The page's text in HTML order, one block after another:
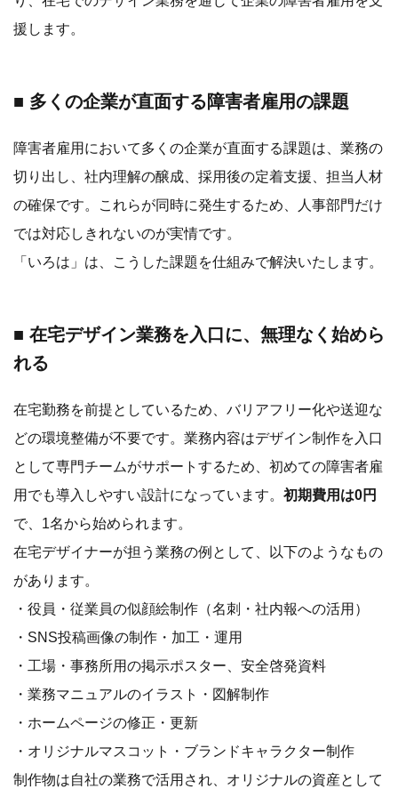
援します。
■ 多くの企業が直面する障害者雇用の課題
障害者雇用において多くの企業が直面する課題は、業務の
切り出し、社内理解の醸成、採用後の定着支援、担当人材
の確保です。これらが同時に発生するため、人事部門だけ
では対応しきれないのが実情です。
「いろは」は、こうした課題を仕組みで解決いたします。
■ 在宅デザイン業務を入口に、無理なく始めら
れる
在宅勤務を前提としているため、バリアフリー化や送迎な
どの環境整備が不要です。業務内容はデザイン制作を入口
として専門チームがサポートするため、初めての障害者雇
用でも導入しやすい設計になっています。 初期費用は0円
で、1名から始められます。
在宅デザイナーが担う業務の例として、以下のようなもの
があります。
・役員・従業員の似顔絵制作（名刺・社内報への活用）
・SNS投稿画像の制作・加工・運用
・工場・事務所用の掲示ポスター、安全啓発資料
・業務マニュアルのイラスト・図解制作
・ホームページの修正・更新
・オリジナルマスコット・ブランドキャラクター制作
制作物は自社の業務で活用され、オリジナルの資産として